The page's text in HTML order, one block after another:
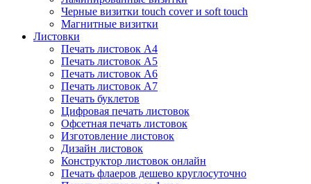
Черные визитки touch cover и soft touch
Магнитные визитки
Листовки
Печать листовок А4
Печать листовок А5
Печать листовок А6
Печать листовок А7
Печать буклетов
Цифровая печать листовок
Офсетная печать листовок
Изготовление листовок
Дизайн листовок
Конструктор листовок онлайн
Печать флаеров дешево круглосуточно